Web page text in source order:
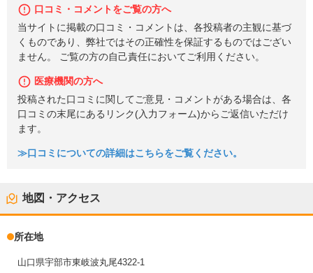
口コミ・コメントをご覧の方へ
当サイトに掲載の口コミ・コメントは、各投稿者の主観に基づ
くものであり、弊社ではその正確性を保証するものではござい
ません。 ご覧の方の自己責任においてご利用ください。
医療機関の方へ
投稿された口コミに関してご意見・コメントがある場合は、各
口コミの末尾にあるリンク(入力フォーム)からご返信いただけ
ます。
≫口コミについての詳細はこちらをご覧ください。
地図・アクセス
所在地
山口県宇部市東岐波丸尾4322-1